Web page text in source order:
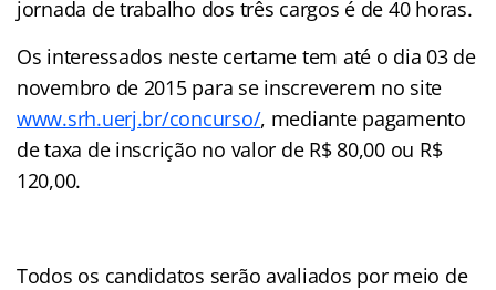
jornada de trabalho dos três cargos é de 40 horas.
Os interessados neste certame tem até o dia 03 de
novembro de 2015 para se inscreverem no site
www.srh.uerj.br/concurso/, mediante pagamento
de taxa de inscrição no valor de R$ 80,00 ou R$
120,00.
Todos os candidatos serão avaliados por meio de